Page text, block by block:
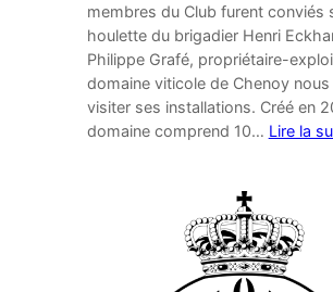
membres du Club furent conviés
houlette du brigadier Henri
Philippe Grafé, propriétaire-
domaine viticole de Chenoy nous
visiter ses installations. Créé en
domaine comprend 10… Lire la